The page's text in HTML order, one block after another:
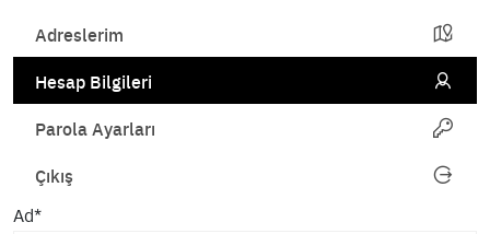
Adreslerim
Hesap Bilgileri
Parola Ayarları
Çıkış
Ad*